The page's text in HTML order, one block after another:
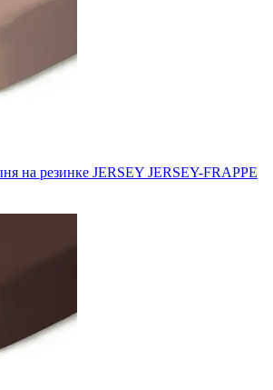
на резинке JERSEY JERSEY-FRAPPE